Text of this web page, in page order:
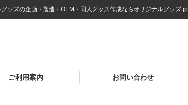
グッズの企画・製造・OEM・同人グッズ作成ならオリジナルグッズ.jp
ご利用案内 お問い合わせ